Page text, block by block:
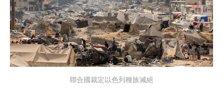
聯合國裁定以色列種族滅絕